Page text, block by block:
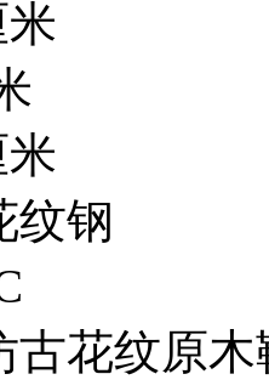
纹钢
古花纹原木